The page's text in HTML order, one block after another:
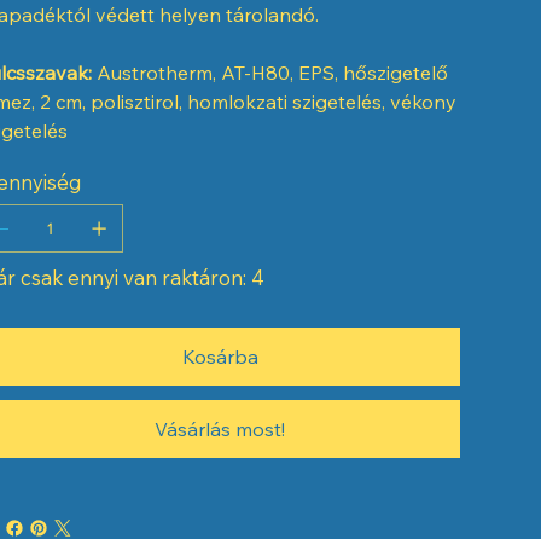
védett helyen tárolandó.
Austrotherm, AT-H80, EPS, hőszigetelő
2 cm, polisztirol, homlokzati szigetelés, vékony
csak ennyi van raktáron: 4
Kosárba
Vásárlás most!